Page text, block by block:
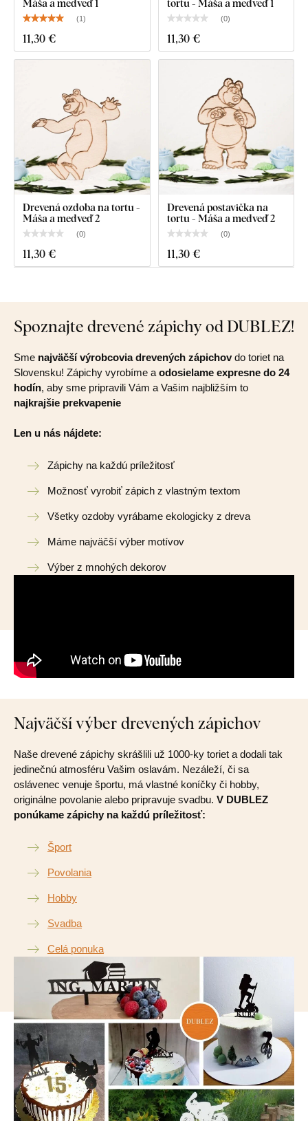
(1)
11,30 €
(0)
11,30 €
Drevená ozdoba na tortu -
Máša a medveď 2
(0)
11,30 €
Drevená postavička na
tortu - Máša a medveď 2
(0)
11,30 €
Spoznajte drevené zápichy od DUBLEZ!
Sme najväčší výrobcovia drevených zápichovdo toriet na
Slovensku! Zápichy vyrobíme a odosielame expresne do 24
hodín, aby sme pripravili Vám a Vašim najbližším to
najkrajšie prekvapenie
Len u nás nájdete:
Zápichy na každú príležitosť
Možnosť vyrobiť zápich z vlastným textom
Všetky ozdoby vyrábame ekologicky z dreva
Máme najväčší výber motívov
Výber z mnohých dekorov
Najväčší výber drevených zápichov
Naše drevené zápichy skrášlili už 1000-ky toriet a dodali tak
jedinečnú atmosféru Vašim oslavám. Nezáleží, či sa
oslávenec venuje športu, má vlastné koníčky či hobby,
originálne povolanie alebo pripravuje svadbu. V DUBLEZ
ponúkame zápichy na každú príležitosť:
Šport
Povolania
Hobby
Svadba
Celá ponuka